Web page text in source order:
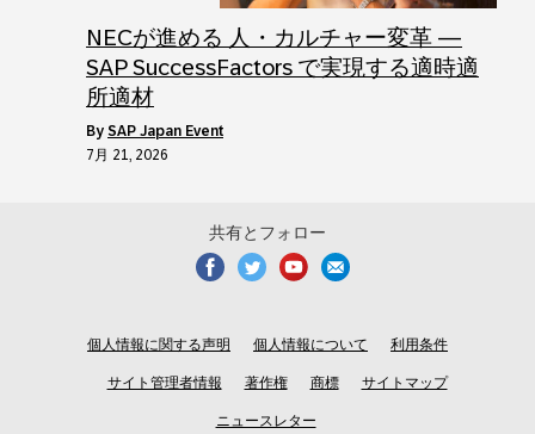
NECが進める 人・カルチャー変革 ―
SAP SuccessFactors で実現する適時適
所適材
by SAP Japan Event
7月 21, 2026
共有とフォロー
個人情報に関する声明 個人情報について 利用条件
サイト管理者情報 著作権 商標 サイトマップ
ニュースレター